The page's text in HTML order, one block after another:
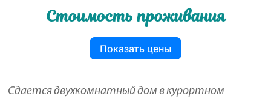
Стоимость проживания
Показать цены
Сдается двухкомнатный дом в курортном